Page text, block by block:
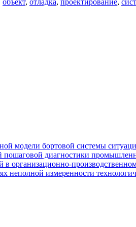
объект, отладка, проектирование,
модели бортовой системы
пошаговой диагностики
организационно-
неполной измеренности